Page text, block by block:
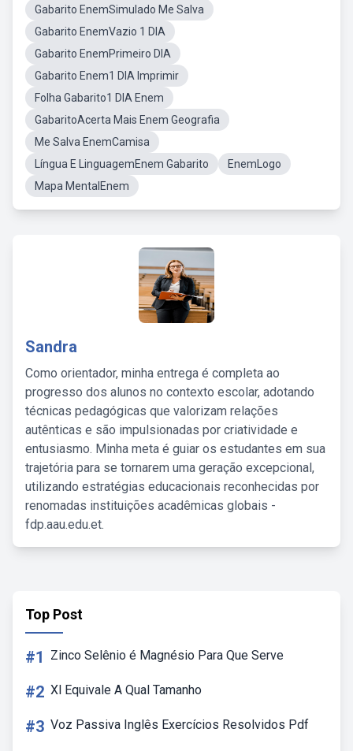
Gabarito EnemSimulado Me Salva
Gabarito EnemVazio 1 DIA
Gabarito EnemPrimeiro DIA
Gabarito Enem1 DIA Imprimir
Folha Gabarito1 DIA Enem
GabaritoAcerta Mais Enem Geografia
Me Salva EnemCamisa
Língua E LinguagemEnem Gabarito
EnemLogo
Mapa MentalEnem
Sandra
Como orientador, minha entrega é completa ao
progresso dos alunos no contexto escolar, adotando
técnicas pedagógicas que valorizam relações
autênticas e são impulsionadas por criatividade e
entusiasmo. Minha meta é guiar os estudantes em sua
trajetória para se tornarem uma geração excepcional,
utilizando estratégias educacionais reconhecidas por
renomadas instituições acadêmicas globais -
fdp.aau.edu.et.
Top Post
#1 Zinco Selênio é Magnésio Para Que Serve
#2 Xl Equivale A Qual Tamanho
#3 Voz Passiva Inglês Exercícios Resolvidos Pdf